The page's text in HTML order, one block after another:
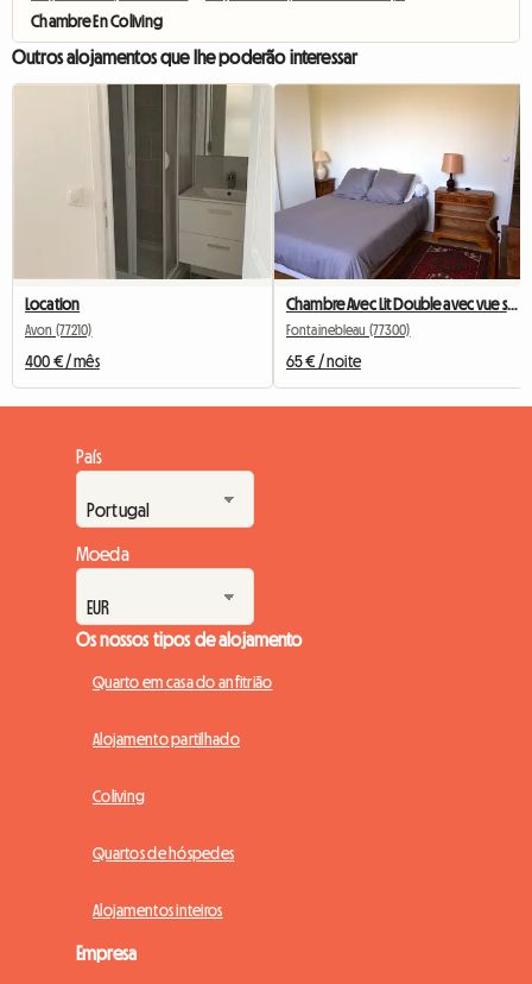
Chambre En Coliving
Outros alojamentos que lhe poderão interessar
Location
Avon (77210)
400 € / mês
Chambre Avec Lit Double avec vue sur jardin
Fontainebleau (77300)
65 € / noite
País
Moeda
Os nossos tipos de alojamento
Quarto em casa do anfitrião
Alojamento partilhado
Coliving
Quartos de hóspedes
Alojamentos inteiros
Empresa